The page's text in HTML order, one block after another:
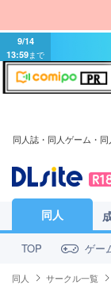
9/14
13:59まで
同人誌・同人ゲーム・
同人
TOP ゲー
同人 サークル一覧